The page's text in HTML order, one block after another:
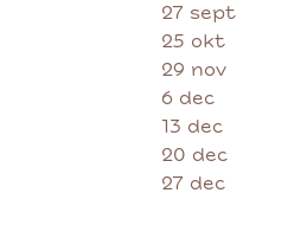
27 sept
25 okt
29 nov
6 dec
13 dec
20 dec
27 dec